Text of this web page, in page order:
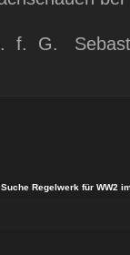
f. G.
Suche Regelwerk für WW2